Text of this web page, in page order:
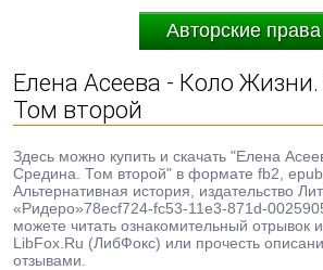
Авторские права
Елена Асеева - Коло
Том второй
Здесь можно купить и скачать "Елена
Средина. Том второй" в формате fb2,
Альтернативная история, издательство
«Ридеро»78ecf724-fc53-11e3-871d-
можете читать ознакомительный отрывок
LibFox.Ru (ЛибФокс) или прочесть
отзывами.